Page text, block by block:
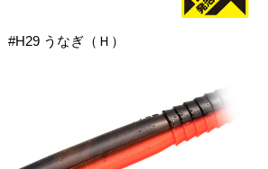
#H29 うなぎ（Ｈ）